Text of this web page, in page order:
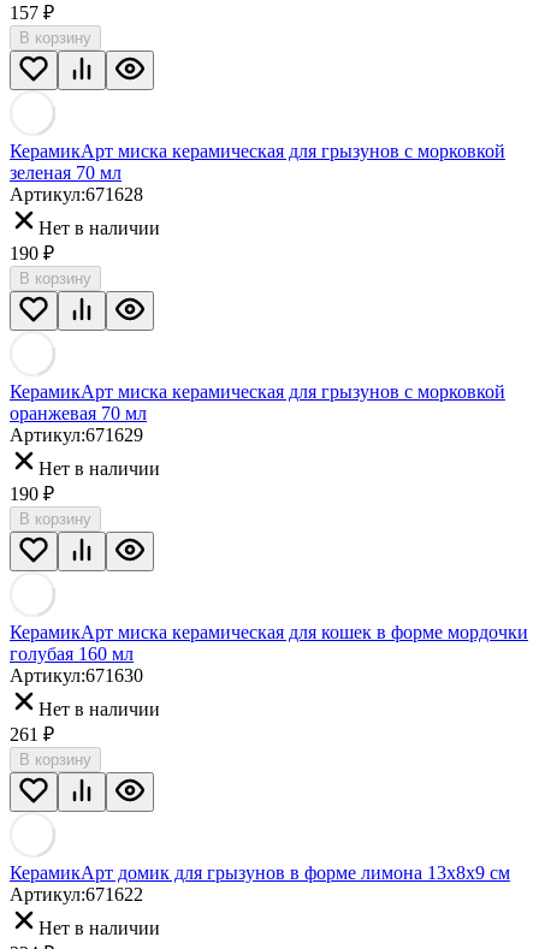
157 ₽
В корзину
КерамикАрт миска керамическая для грызунов с морковкой
зеленая 70 мл
Артикул:671628
Нет в наличии
190 ₽
В корзину
КерамикАрт миска керамическая для грызунов с морковкой
оранжевая 70 мл
Артикул:671629
Нет в наличии
190 ₽
В корзину
КерамикАрт миска керамическая для кошек в форме мордочки
голубая 160 мл
Артикул:671630
Нет в наличии
261 ₽
В корзину
КерамикАрт домик для грызунов в форме лимона 13х8х9 см
Артикул:671622
Нет в наличии